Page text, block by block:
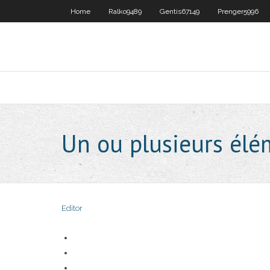
Home Ralko9489 Gentis67149 Prenger5996
Un ou plusieurs
Editor